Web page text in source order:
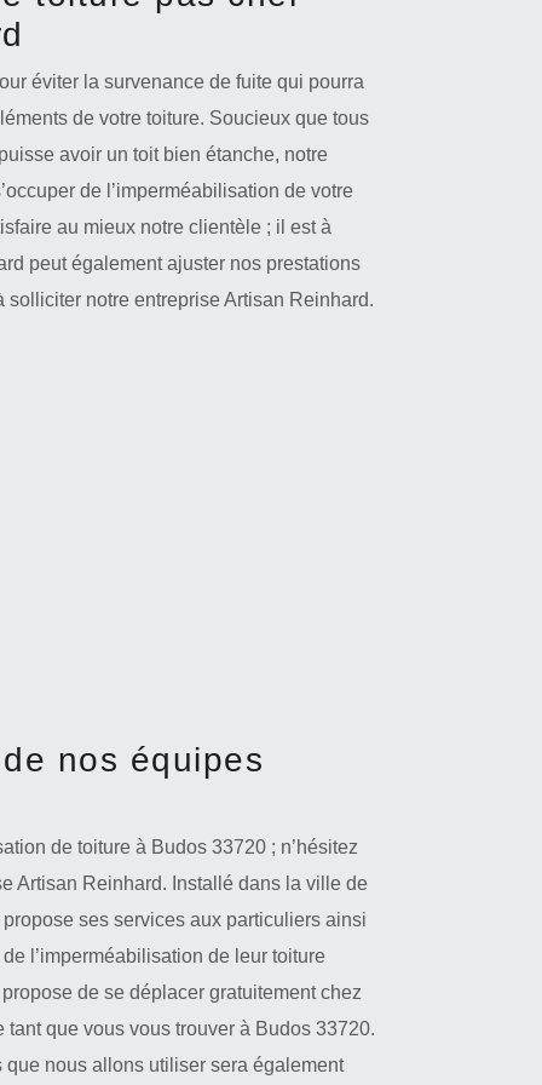
éviter la survenance de fuite qui pourra
de votre toiture. Soucieux que tous
avoir un toit bien étanche, notre
de l’imperméabilisation de votre
au mieux notre clientèle ; il est à
peut également ajuster nos prestations
solliciter notre entreprise Artisan Reinhard.
nos équipes
de toiture à Budos 33720 ; n’hésitez
Artisan Reinhard. Installé dans la ville de
ses services aux particuliers ainsi
l’imperméabilisation de leur toiture
de se déplacer gratuitement chez
que vous vous trouver à Budos 33720.
que nous allons utiliser sera également